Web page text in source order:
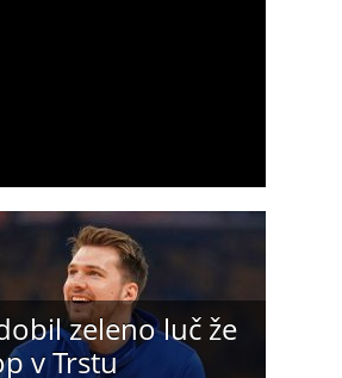
zeleno luč že
v Trstu